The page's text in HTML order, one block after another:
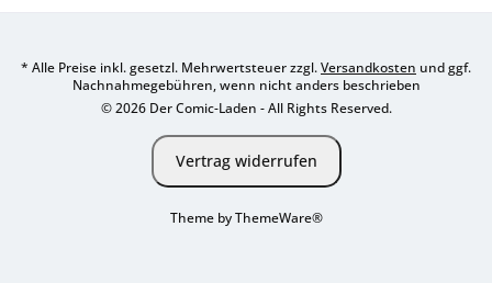
* Alle Preise inkl. gesetzl. Mehrwertsteuer zzgl.Versandkosten und ggf.
Nachnahmegebühren, wenn nicht anders beschrieben
© 2026 Der Comic-Laden - All Rights Reserved.
Vertrag widerrufen
Theme byThemeWare®